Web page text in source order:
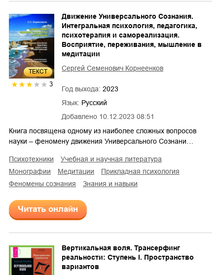
ТЕКСТ
3
Добавлено 10.12.2023 08:51
Движение Универсального Сознания.
Интегральная психология, педагогика,
психотерапия и самореализация.
Восприятие, переживания, мышление в
медитации
Сергей Семенович Корнеенков
Год выхода: 2023
Язык: Русский
Книга посвящена одному из наиболее сложных вопросов
науки – феномену движения Универсального Сознани…
психотехники
учебная и научная литература
монографии
медитации
прикладная психология
феномены сознания
знания и навыки
Читать онлайн
Вертикальная воля. Трансерфинг
реальности: Ступень I. Пространство
вариантов